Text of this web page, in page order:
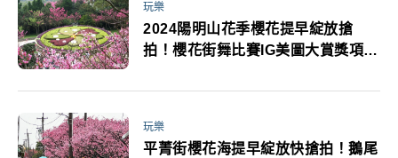
玩樂
2024陽明山花季櫻花提早綻放搶
拍！櫻花街舞比賽IG美圖大賞獎項精
玩樂
平菁街櫻花海提早綻放快搶拍！鵝尾